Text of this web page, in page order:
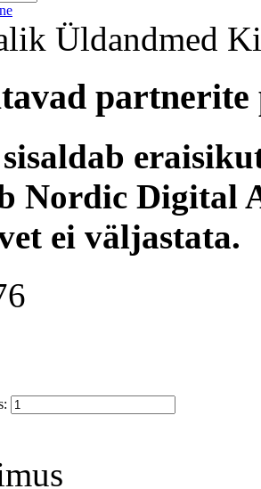
Üldandmed
Nordic Digital
ei väljastata.